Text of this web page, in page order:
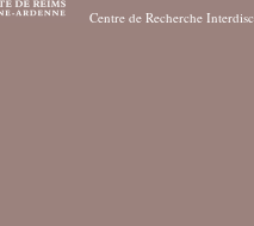
Centre de Recherche